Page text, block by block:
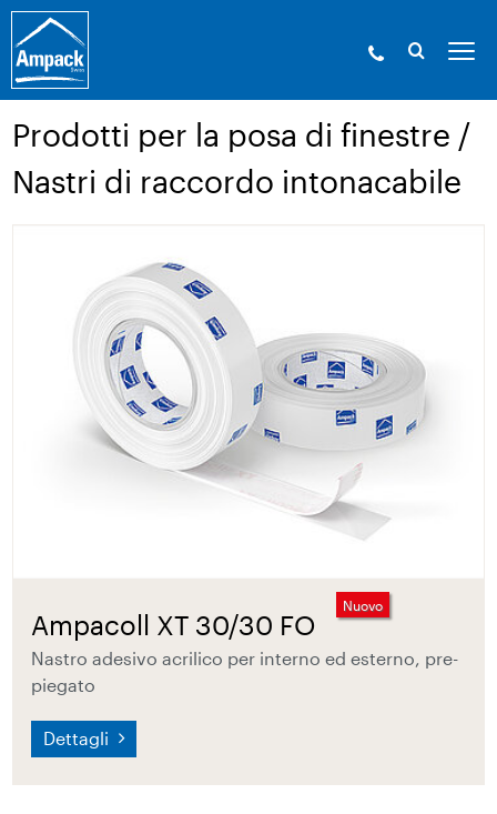
Ampack - Gli esperti in involucri edilizi. Dal
1946.»Prodotti Tecnica d’incollaggio e accessori
Prodotti
per la posa di finestre / Nastri di raccordo intonacabile
Prodotti per la posa di finestre /
Nastri di raccordo intonacabile
Ampacoll XT 30/30 FO
Nuovo
Nastro adesivo acrilico per interno ed esterno, pre-
piegato
Dettagli